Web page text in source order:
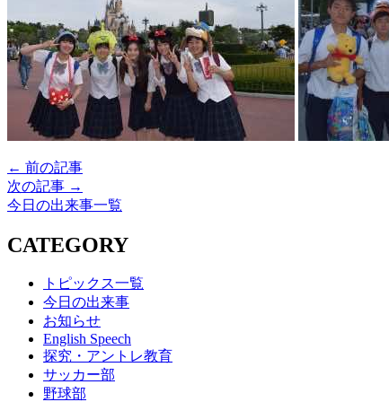
← 前の記事
次の記事 →
今日の出来事一覧
CATEGORY
トピックス一覧
今日の出来事
お知らせ
English Speech
探究・アントレ教育
サッカー部
野球部